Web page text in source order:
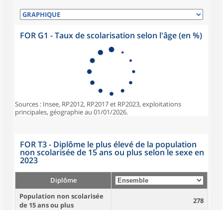
FOR G1 - Taux de scolarisation selon l'âge (en %)
Sources : Insee, RP2012, RP2017 et RP2023, exploitations
principales, géographie au 01/01/2026.
FOR T3 - Diplôme le plus élevé de la population
non scolarisée de 15 ans ou plus selon le sexe en
2023
Diplôme
Population non scolarisée
de 15 ans ou plus
278